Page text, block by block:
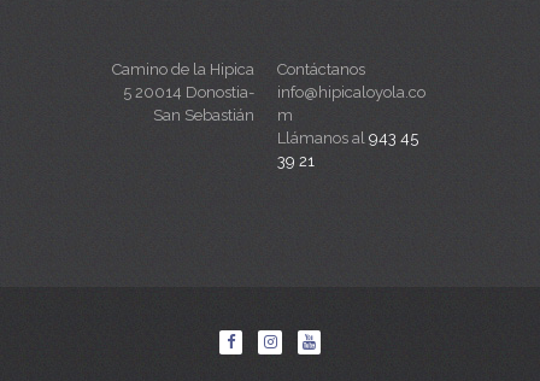
Camino de la Hipica
5 20014 Donostia-
San Sebastián
Contáctanos
info@hipicaloyola.co
m
Llámanos al 943 45
39 21